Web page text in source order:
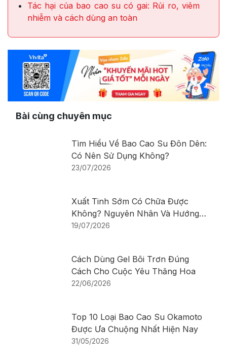
Tác hại của bao cao su có gai: Rủi ro, viêm
nhiễm và cách dùng an toàn
Bài cùng chuyên mục
Tìm Hiểu Về Bao Cao Su Đôn Dên:
Có Nên Sử Dụng Không?
23/07/2026
Xuất Tinh Sớm Có Chữa Được
Không? Nguyên Nhân Và Hướng
Điều Trị
19/07/2026
Cách Dùng Gel Bôi Trơn Đúng
Cách Cho Cuộc Yêu Thăng Hoa
22/06/2026
Top 10 Loại Bao Cao Su Okamoto
Được Ưa Chuộng Nhất Hiện Nay
31/05/2026